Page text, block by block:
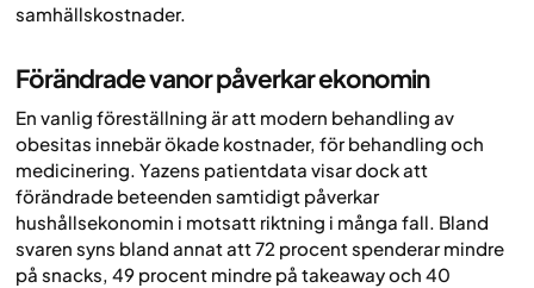
samhällskostnader.
Förändrade vanor påverkar ekonomin
En vanlig föreställning är att modern behandling av
obesitas innebär ökade kostnader, för behandling och
medicinering. Yazens patientdata visar dock att
förändrade beteenden samtidigt påverkar
hushållsekonomin i motsatt riktning i många fall. Bland
svaren syns bland annat att 72 procent spenderar mindre
på snacks, 49 procent mindre på takeaway och 40